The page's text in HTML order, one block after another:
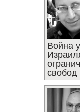
Война
свобод